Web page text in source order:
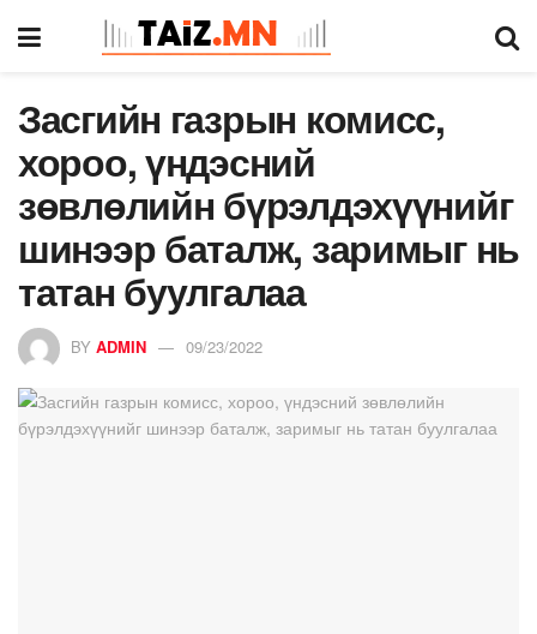
Засгийн газрын комисс,
хороо, үндэсний
зөвлөлийн бүрэлдэхүүнийг
шинээр баталж, заримыг нь
татан буулгалаа
BY ADMIN 09/23/2022